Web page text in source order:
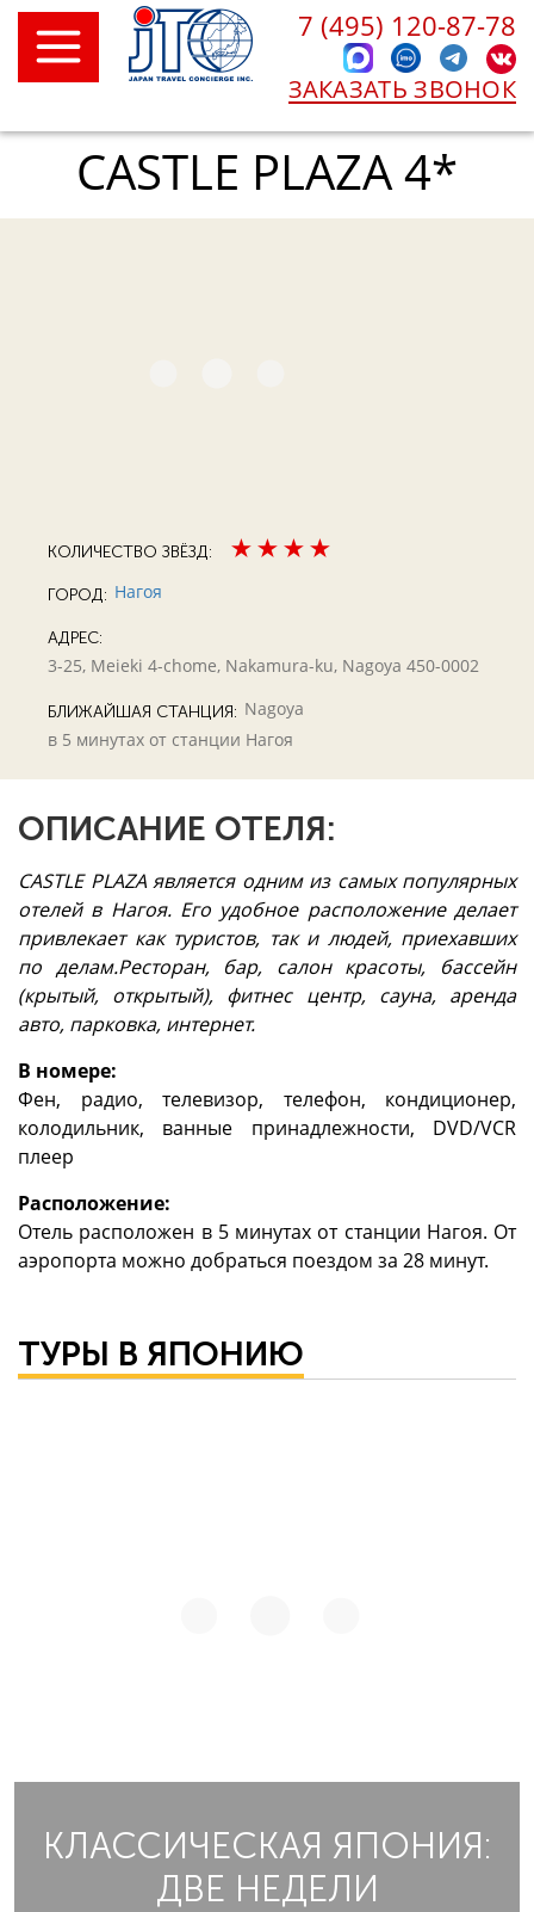
7 (495) 120-87-78
ЗАКАЗАТЬ ЗВОНОК
CASTLE PLAZA 4*
КОЛИЧЕСТВО ЗВЁЗД:
ГОРОД: Нагоя
АДРЕС:
3-25, Meieki 4-chome, Nakamura-ku, Nagoya 450-0002
БЛИЖАЙШАЯ СТАНЦИЯ: Nagoya
в 5 минутах от станции Нагоя
ОПИСАНИЕ ОТЕЛЯ:
CASTLE PLAZA является одним из самых популярных
отелей в Нагоя. Его удобное расположение делает
привлекает как туристов, так и людей, приехавших
по делам.Ресторан, бар, салон красоты, бассейн
(крытый, открытый), фитнес центр, сауна, аренда
авто, парковка, интернет.
В номере:
Фен, радио, телевизор, телефон, кондиционер,
колодильник, ванные принадлежности, DVD/VCR
плеер
Расположение:
Отель расположен в 5 минутах от станции Нагоя. От
аэропорта можно добраться поездом за 28 минут.
ТУРЫ В ЯПОНИЮ
КЛАССИЧЕСКАЯ ЯПОНИЯ:
ДВЕ НЕДЕЛИ